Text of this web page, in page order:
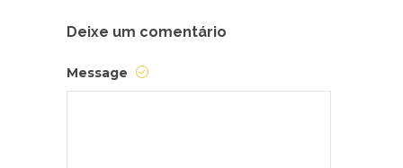
Deixe um comentário
Message